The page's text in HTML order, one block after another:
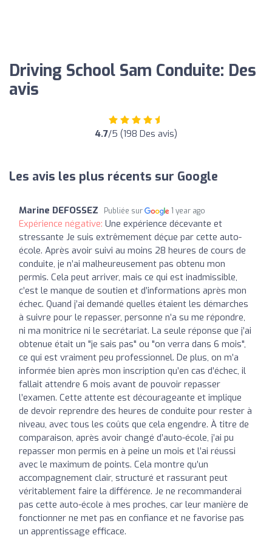
Driving School Sam Conduite: Des
avis
4.7/5 (198 Des avis)
Les avis les plus récents sur Google
Marine DEFOSSEZ Publiée sur 1 year ago
Expérience négative: Une expérience décevante et
stressante Je suis extrêmement déçue par cette auto-
école. Après avoir suivi au moins 28 heures de cours de
conduite, je n’ai malheureusement pas obtenu mon
permis. Cela peut arriver, mais ce qui est inadmissible,
c’est le manque de soutien et d’informations après mon
échec. Quand j’ai demandé quelles étaient les démarches
à suivre pour le repasser, personne n’a su me répondre,
ni ma monitrice ni le secrétariat. La seule réponse que j’ai
obtenue était un "je sais pas" ou "on verra dans 6 mois",
ce qui est vraiment peu professionnel. De plus, on m’a
informée bien après mon inscription qu’en cas d’échec, il
fallait attendre 6 mois avant de pouvoir repasser
l’examen. Cette attente est décourageante et implique
de devoir reprendre des heures de conduite pour rester à
niveau, avec tous les coûts que cela engendre. À titre de
comparaison, après avoir changé d’auto-école, j’ai pu
repasser mon permis en à peine un mois et l’ai réussi
avec le maximum de points. Cela montre qu’un
accompagnement clair, structuré et rassurant peut
véritablement faire la différence. Je ne recommanderai
pas cette auto-école à mes proches, car leur manière de
fonctionner ne met pas en confiance et ne favorise pas
un apprentissage efficace.